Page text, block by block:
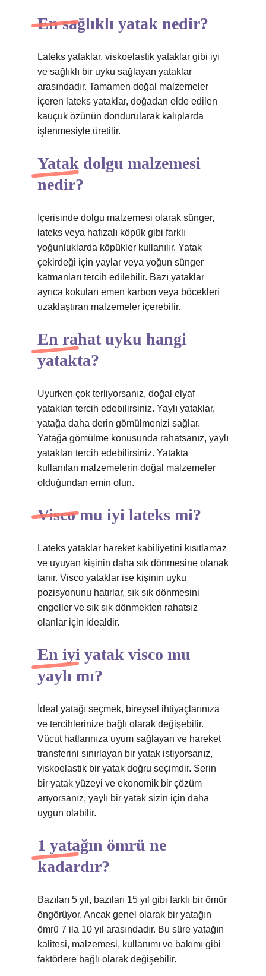
En sağlıklı yatak nedir?
Lateks yataklar, viskoelastik yataklar gibi iyi
ve sağlıklı bir uyku sağlayan yataklar
arasındadır. Tamamen doğal malzemeler
içeren lateks yataklar, doğadan elde edilen
kauçuk özünün dondurularak kalıplarda
işlenmesiyle üretilir.
Yatak dolgu malzemesi
nedir?
İçerisinde dolgu malzemesi olarak sünger,
lateks veya hafızalı köpük gibi farklı
yoğunluklarda köpükler kullanılır. Yatak
çekirdeği için yaylar veya yoğun sünger
katmanları tercih edilebilir. Bazı yataklar
ayrıca kokuları emen karbon veya böcekleri
uzaklaştıran malzemeler içerebilir.
En rahat uyku hangi
yatakta?
Uyurken çok terliyorsanız, doğal elyaf
yatakları tercih edebilirsiniz. Yaylı yataklar,
yatağa daha derin gömülmenizi sağlar.
Yatağa gömülme konusunda rahatsanız, yaylı
yatakları tercih edebilirsiniz. Yatakta
kullanılan malzemelerin doğal malzemeler
olduğundan emin olun.
Visco mu iyi lateks mi?
Lateks yataklar hareket kabiliyetini kısıtlamaz
ve uyuyan kişinin daha sık dönmesine olanak
tanır. Visco yataklar ise kişinin uyku
pozisyonunu hatırlar, sık sık dönmesini
engeller ve sık sık dönmekten rahatsız
olanlar için idealdir.
En iyi yatak visco mu
yaylı mı?
İdeal yatağı seçmek, bireysel ihtiyaçlarınıza
ve tercihlerinize bağlı olarak değişebilir.
Vücut hatlarınıza uyum sağlayan ve hareket
transferini sınırlayan bir yatak istiyorsanız,
viskoelastik bir yatak doğru seçimdir. Serin
bir yatak yüzeyi ve ekonomik bir çözüm
arıyorsanız, yaylı bir yatak sizin için daha
uygun olabilir.
1 yatağın ömrü ne
kadardır?
Bazıları 5 yıl, bazıları 15 yıl gibi farklı bir ömür
öngörüyor. Ancak genel olarak bir yatağın
ömrü 7 ila 10 yıl arasındadır. Bu süre yatağın
kalitesi, malzemesi, kullanımı ve bakımı gibi
faktörlere bağlı olarak değişebilir.